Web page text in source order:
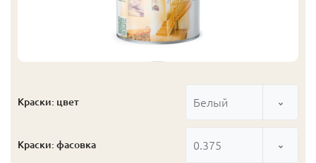
Краски: цвет Белый
Краски: фасовка 0.375